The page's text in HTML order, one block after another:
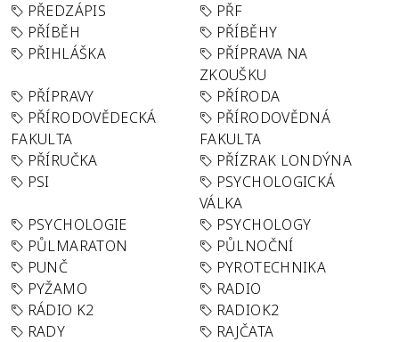
PŘEDZÁPIS
PŘF
PŘÍBĚH
PŘÍBĚHY
PŘIHLÁŠKA
PŘÍPRAVA NA
ZKOUŠKU
PŘÍPRAVY
PŘÍRODA
PŘÍRODOVĚDECKÁ
FAKULTA
PŘÍRODOVĚDNÁ
FAKULTA
PŘÍRUČKA
PŘÍZRAK LONDÝNA
PSI
PSYCHOLOGICKÁ
VÁLKA
PSYCHOLOGIE
PSYCHOLOGY
PŮLMARATON
PŮLNOČNÍ
PUNČ
PYROTECHNIKA
PYŽAMO
RADIO
RÁDIO K2
RADIOK2
RADY
RAJČATA